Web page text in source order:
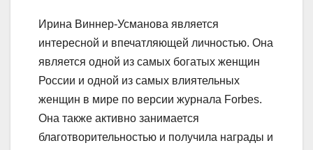
Ирина Виннер-Усманова является
интересной и впечатляющей личностью. Она
является одной из самых богатых женщин
России и одной из самых влиятельных
женщин в мире по версии журнала Forbes.
Она также активно занимается
благотворительностью и получила награды и